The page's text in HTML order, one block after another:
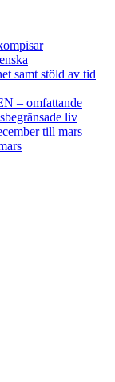
samt stöld av tid
– omfattande
liv
till mars